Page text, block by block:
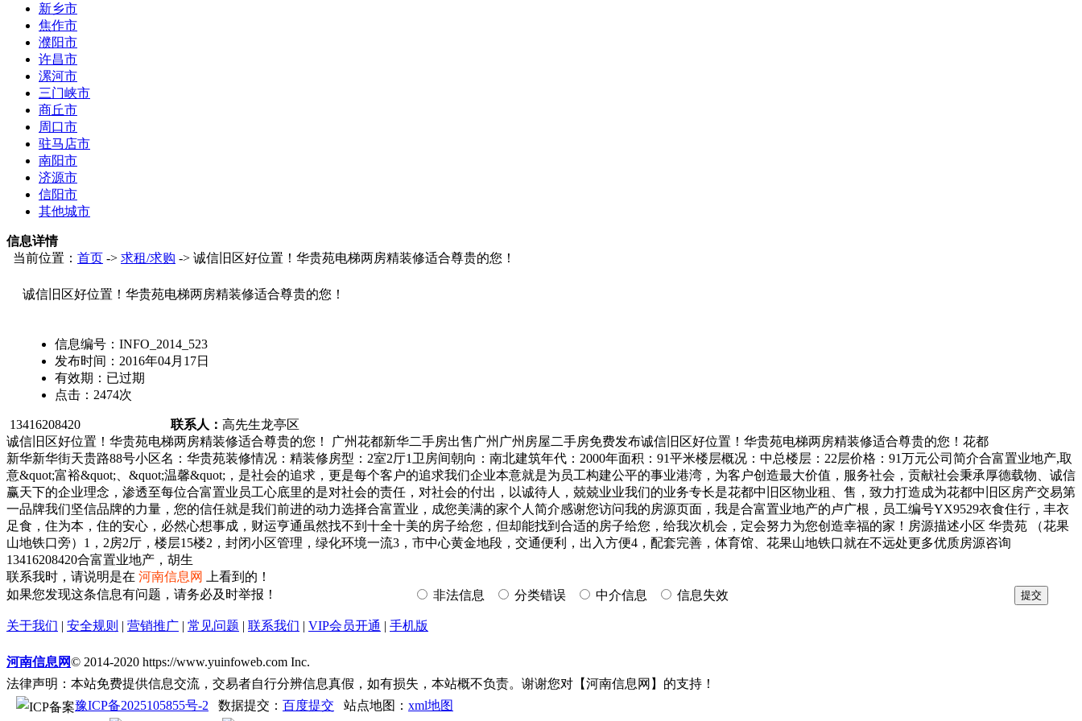
新乡市
焦作市
濮阳市
许昌市
漯河市
三门峡市
商丘市
周口市
驻马店市
南阳市
济源市
信阳市
其他城市
信息详情
当前位置： 首页 -> 求租/求购 -> 诚信旧区好位置！华贵苑电梯两房精装修适合尊贵的您！
诚信旧区好位置！华贵苑电梯两房精装修适合尊贵的您！
信息编号： INFO_2014_523
发布时间： 2016年04月17日
有效期： 已过期
点击： 2474次
13416208420 联系人： 高先生龙亭区
诚信旧区好位置！华贵苑电梯两房精装修适合尊贵的您！ 广州花都新华二手房出售广州广州房屋二手房免费发布诚信旧区好位置！华贵苑电梯两房精装修适合尊贵的您！花都
新华新华街天贵路88号小区名：华贵苑装修情况：精装修房型：2室2厅1卫房间朝向：南北建筑年代：2000年面积：91平米楼层概况：中总楼层：22层价格：91万元公司简介合富置业地产,取
意&quot;富裕&quot;、&quot;温馨&quot;，是社会的追求，更是每个客户的追求我们企业本意就是为员工构建公平的事业港湾，为客户创造最大价值，服务社会，贡献社会秉承厚德载物、诚信
赢天下的企业理念，渗透至每位合富置业员工心底里的是对社会的责任，对社会的付出，以诚待人，兢兢业业我们的业务专长是花都中旧区物业租、售，致力打造成为花都中旧区房产交易第
一品牌我们坚信品牌的力量，您的信任就是我们前进的动力选择合富置业，成您美满的家个人简介感谢您访问我的房源页面，我是合富置业地产的卢广根，员工编号YX9529衣食住行，丰衣
足食，住为本，住的安心，必然心想事成，财运亨通虽然找不到十全十美的房子给您，但却能找到合适的房子给您，给我次机会，定会努力为您创造幸福的家！房源描述小区 华贵苑 （花果
山地铁口旁）1，2房2厅，楼层15楼2，封闭小区管理，绿化环境一流3，市中心黄金地段，交通便利，出入方便4，配套完善，体育馆、花果山地铁口就在不远处更多优质房源咨询
13416208420合富置业地产，胡生
联系我时，请说明是在 河南信息网
上看到的！
如果您发现这条信息有问题，请务必及时举报！
非法信息 分类错误 中介信息 信息失效
关于我们 | 安全规则 | 营销推广 | 常见问题 | 联系我们 | VIP会员开通 | 手机版
河南信息网© 2014-2020 https://www.yuinfoweb.com Inc.
法律声明：本站免费提供信息交流，交易者自行分辨信息真假，如有损失，本站概不负责。谢谢您对【河南信息网】的支持！
豫ICP备2025105855号-2 数据提交： 百度提交 站点地图： xml地图